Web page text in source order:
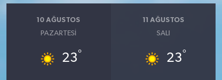
10 AĞUSTOS
PAZARTESI
23°
11 AĞUSTOS
SALI
23°